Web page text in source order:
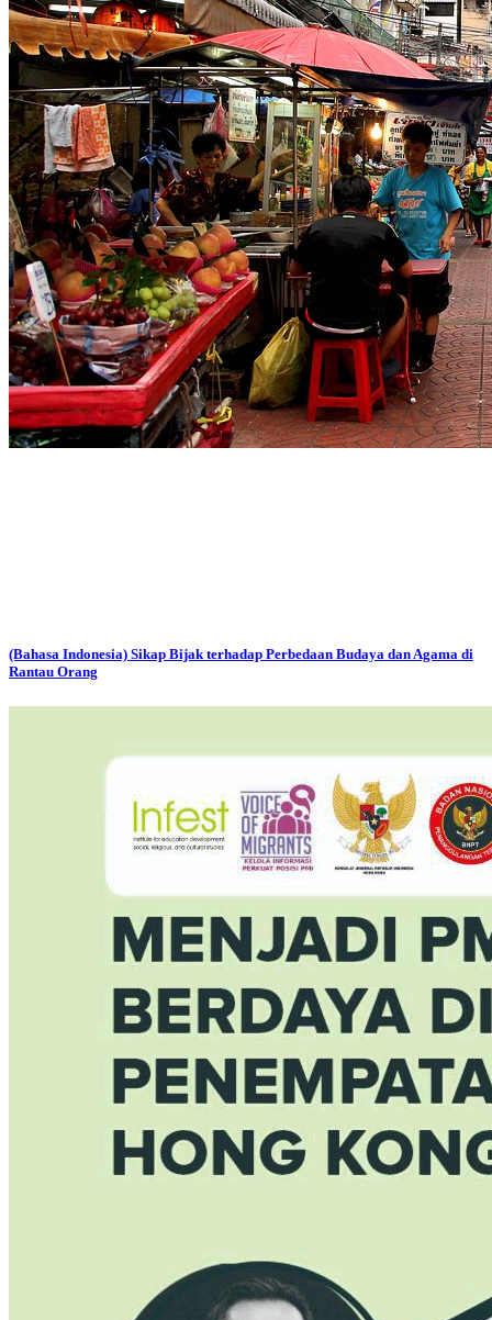
(Bahasa Indonesia) Sikap Bijak terhadap Perbedaan Budaya dan Agama di
Rantau Orang